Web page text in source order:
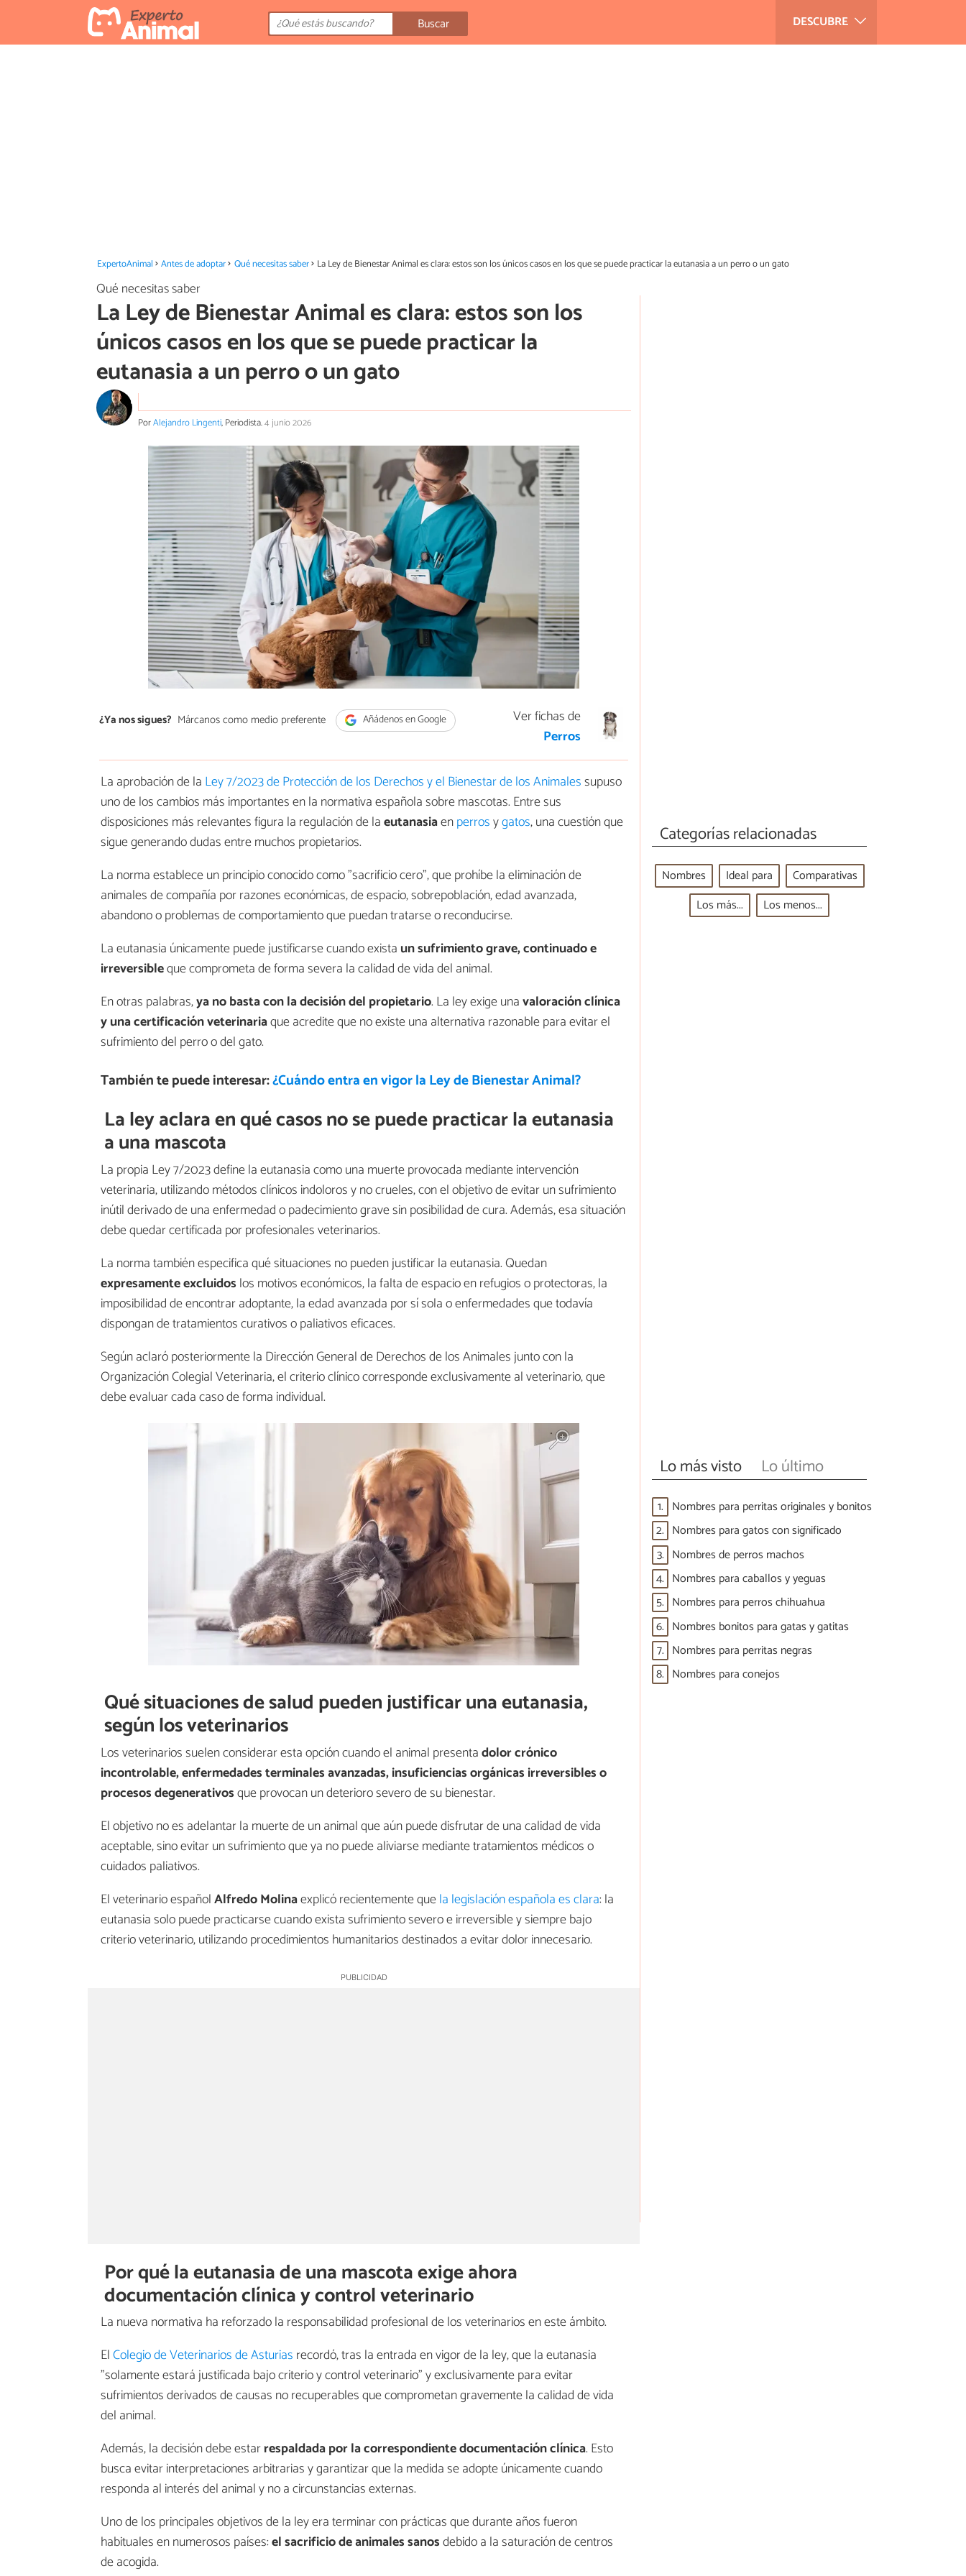
DESCUBRE
Buscar
ExpertoAnimal Antes de adoptar Qué necesitas saber La Ley de Bienestar Animal es clara: estos son los únicos casos en los que se puede practicar la eutanasia a un perro o un gato
Qué necesitas saber
La Ley de Bienestar Animal es clara: estos son los
únicos casos en los que se puede practicar la
eutanasia a un perro o un gato
PorAlejandro Lingenti, Periodista.4 junio 2026
¿Ya nos sigues? Márcanos como medio preferente Añádenos en Google
Ver fichas de
Perros
La aprobación de la Ley 7/2023 de Protección de los Derechos y el Bienestar de los Animalessupuso
uno de los cambios más importantes en la normativa española sobre mascotas. Entre sus
disposiciones más relevantes figura la regulación de laeutanasiaenperrosygatos, una cuestión que
sigue generando dudas entre muchos propietarios.
La norma establece un principio conocido como "sacrificio cero", que prohíbe la eliminación de
animales de compañía por razones económicas, de espacio, sobrepoblación, edad avanzada,
abandono o problemas de comportamiento que puedan tratarse o reconducirse.
La eutanasia únicamente puede justificarse cuando exista un sufrimiento grave, continuado e
irreversibleque comprometa de forma severa la calidad de vida del animal.
En otras palabras,ya no basta con la decisión del propietario. La ley exige unavaloración clínica
y una certificación veterinariaque acredite que no existe una alternativa razonable para evitar el
sufrimiento del perro o del gato.
También te puede interesar:¿Cuándo entra en vigor la Ley de Bienestar Animal?
La ley aclara en qué casos no se puede practicar la eutanasia
a una mascota
La propia Ley 7/2023 define la eutanasia como una muerte provocada mediante intervención
veterinaria, utilizando métodos clínicos indoloros y no crueles, con el objetivo de evitar un sufrimiento
inútil derivado de una enfermedad o padecimiento grave sin posibilidad de cura. Además, esa situación
debe quedar certificada por profesionales veterinarios.
La norma también especifica qué situaciones no pueden justificar la eutanasia. Quedan
expresamente excluidos los motivos económicos, la falta de espacio en refugios o protectoras, la
imposibilidad de encontrar adoptante, la edad avanzada por sí sola o enfermedades que todavía
dispongan de tratamientos curativos o paliativos eficaces.
Según aclaró posteriormente la Dirección General de Derechos de los Animales junto con la
Organización Colegial Veterinaria, el criterio clínico corresponde exclusivamente al veterinario, que
debe evaluar cada caso de forma individual.
Qué situaciones de salud pueden justificar una eutanasia,
según los veterinarios
Los veterinarios suelen considerar esta opción cuando el animal presentadolor crónico
incontrolable, enfermedades terminales avanzadas, insuficiencias orgánicas irreversibles o
procesos degenerativosque provocan un deterioro severo de su bienestar.
El objetivo no es adelantar la muerte de un animal que aún puede disfrutar de una calidad de vida
aceptable, sino evitar un sufrimiento que ya no puede aliviarse mediante tratamientos médicos o
cuidados paliativos.
El veterinario españolAlfredo Molinaexplicó recientemente quela legislación española es clara: la
eutanasia solo puede practicarse cuando exista sufrimiento severo e irreversible y siempre bajo
criterio veterinario, utilizando procedimientos humanitarios destinados a evitar dolor innecesario.
Por qué la eutanasia de una mascota exige ahora
documentación clínica y control veterinario
La nueva normativa ha reforzado la responsabilidad profesional de los veterinarios en este ámbito.
ElColegio de Veterinarios de Asturias recordó, tras la entrada en vigor de la ley, que la eutanasia
"solamente estará justificada bajo criterio y control veterinario" y exclusivamente para evitar
sufrimientos derivados de causas no recuperables que comprometan gravemente la calidad de vida
del animal.
Además, la decisión debe estarrespaldada por la correspondiente documentación clínica. Esto
busca evitar interpretaciones arbitrarias y garantizar que la medida se adopte únicamente cuando
responda al interés del animal y no a circunstancias externas.
Uno de los principales objetivos de la ley era terminar con prácticas que durante años fueron
habituales en numerosos países:el sacrificio de animales sanosdebido a la saturación de centros
de acogida.
Categorías relacionadas
Nombres Ideal para
Comparativas
Los más...
Los menos...
Lo más visto Lo último
1. Nombres para perritas originales y bonitos
2. Nombres para gatos con significado
3. Nombres de perros machos
4. Nombres para caballos y yeguas
5. Nombres para perros chihuahua
6. Nombres bonitos para gatas y gatitas
7. Nombres para perritas negras
8. Nombres para conejos